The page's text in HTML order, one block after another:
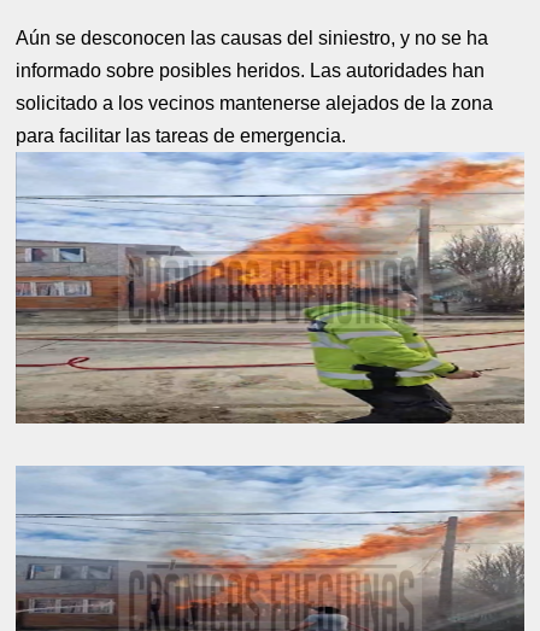
Aún se desconocen las causas del siniestro, y no se ha
informado sobre posibles heridos. Las autoridades han
solicitado a los vecinos mantenerse alejados de la zona
para facilitar las tareas de emergencia.